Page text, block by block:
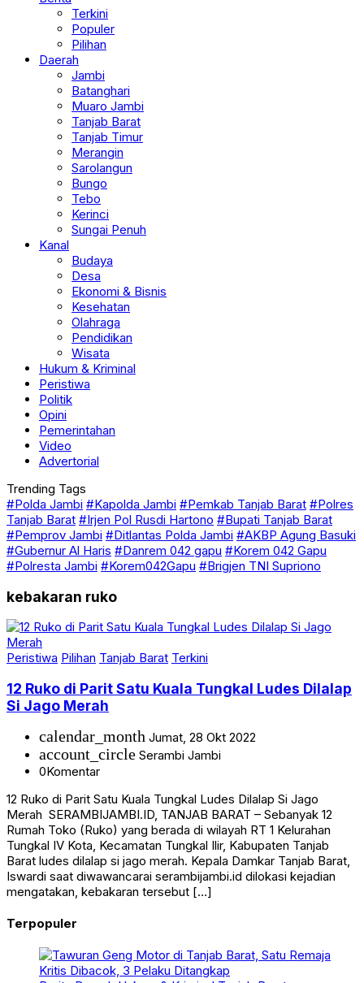
Populer
Pilihan
Daerah
Jambi
Batanghari
Muaro Jambi
Tanjab Barat
Tanjab Timur
Merangin
Sarolangun
Bungo
Tebo
Kerinci
Sungai Penuh
Kanal
Desa
Ekonomi & Bisnis
Kesehatan
Olahraga
Pendidikan
Wisata
Hukum & Kriminal
Peristiwa
Politik
Opini
Pemerintahan
Video
Advertorial
#Polda Jambi
Tanjab Barat #Irjen Pol Rusdi Hartono #Bupati Tanjab Barat
#Pemprov Jambi #Ditlantas Polda Jambi #AKBP Agung Basuki
#Gubernur Al Haris #Danrem 042 gapu #Korem 042 Gapu
#Polresta Jambi #Korem042Gapu #Brigjen TNI Supriono
Peristiwa
Si Jago Merah
account_circleSerambi Jambi
0Komentar
Merah SERAMBIJAMBI.ID, TANJAB BARAT – Sebanyak 12
Rumah Toko (Ruko) yang berada di wilayah RT 1 Kelurahan
Tungkal IV Kota, Kecamatan Tungkal Ilir, Kabupaten Tanjab
Barat ludes dilalap si jago merah. Kepala Damkar Tanjab Barat,
Iswardi saat diwawancarai serambijambi.id dilokasi kejadian
mengatakan, kebakaran tersebut […]
Berita Daerah Hukum & Kriminal Tanjab Barat